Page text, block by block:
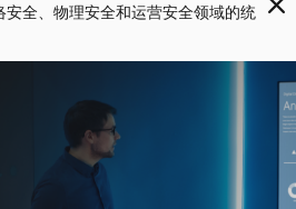
全、物理安全和运营安全领域的统